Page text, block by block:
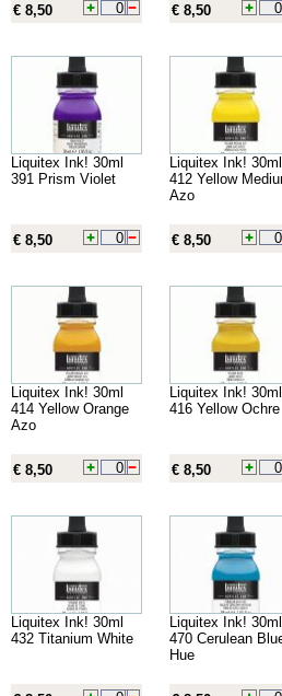
€ 8,50 € 8,50
Liquitex Ink! 30ml
391 Prism Violet
€ 8,50
Liquitex Ink! 30ml
412 Yellow
Azo
€ 8,50
Liquitex Ink! 30ml
414 Yellow Orange
Azo
€ 8,50
Liquitex Ink! 30ml
416 Yellow Ochre
€ 8,50
Liquitex Ink! 30ml
432 Titanium White
Liquitex Ink! 30ml
470 Cerulean
Hue